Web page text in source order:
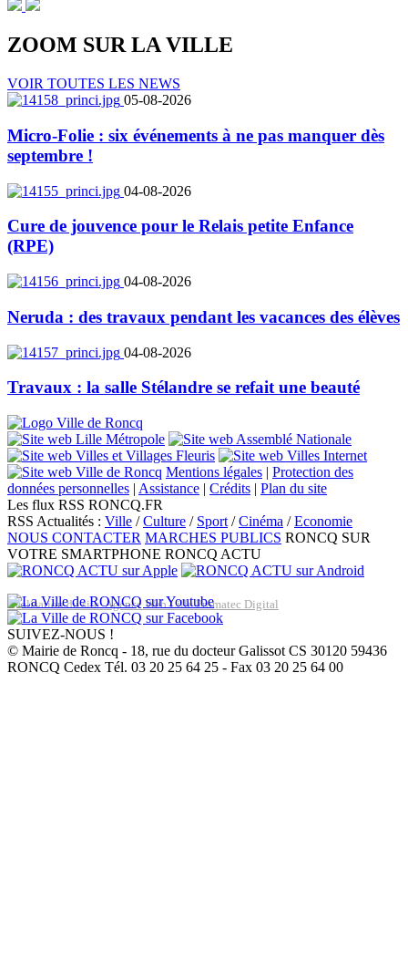
ZOOM SUR LAVILLE
VOIR TOUTES LES NEWS
05-08-2026
Micro-Folie : six événements à ne pas manquer dès
septembre !
04-08-2026
Cure de jouvence pour le Relais petite Enfance
(RPE)
04-08-2026
Neruda : des travaux pendant les vacances des élèves
04-08-2026
Travaux : la salle Stélandre se refait une beauté
Mentions légales | Protection des
données personnelles | Assistance | Crédits | Plan du site
Les flux RSS RONCQ.FR
RSS Actualités : Ville /Culture / Sport /Cinéma /Economie
NOUS CONTACTER MARCHES PUBLICS RONCQ SUR
VOTRE SMARTPHONE RONCQ ACTU
Réalisation du site: Agence Web Lille Promatec Digital
SUIVEZ-NOUS !
© Mairie de Roncq - 18, rue du docteur Galissot CS 30120 59436
RONCQ Cedex Tél. 03 20 25 64 25 - Fax 03 20 25 64 00